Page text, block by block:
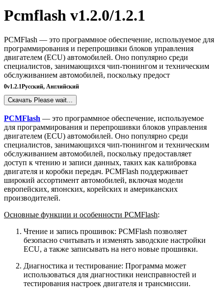
Pcmflash v1.2.0/1.2.1
PCMFlash — это программное обеспечение, используемое для
программирования и перепрошивки блоков управления
двигателем (ECU) автомобилей. Оно популярно среди
специалистов, занимающихся чип-тюнингом и техническим
обслуживанием автомобилей, поскольку предост
0v1.2.1Русский, Английский
Скачать Please wait...
PCMFlash — это программное обеспечение, используемое
для программирования и перепрошивки блоков управления
двигателем (ECU) автомобилей. Оно популярно среди
специалистов, занимающихся чип-тюнингом и техническим
обслуживанием автомобилей, поскольку предоставляет
доступ к чтению и записи данных, таких как калибровка
двигателя и коробки передач. PCMFlash поддерживает
широкий ассортимент автомобилей, включая модели
европейских, японских, корейских и американских
производителей.
Основные функции и особенности PCMFlash:
Чтение и запись прошивок: PCMFlash позволяет
безопасно считывать и изменять заводские настройки
ECU, а также записывать на него новые прошивки.
Диагностика и тестирование: Программа может
использоваться для диагностики неисправностей и
тестирования настроек двигателя и трансмиссии.